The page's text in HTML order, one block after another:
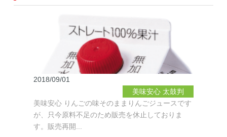
2018/09/01
美味安心 太鼓判
美味安心 りんごの味そのままりんごジュースです
が、只今原料不足のため販売を休止しておりま
す。販売再開...